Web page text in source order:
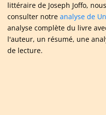
littéraire de Joseph Joffo,
consulter notre analyse de
analyse complète du livre
l'auteur, un résumé, une
de lecture.